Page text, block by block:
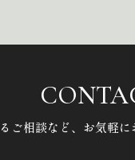
ご相談など、 お気軽に